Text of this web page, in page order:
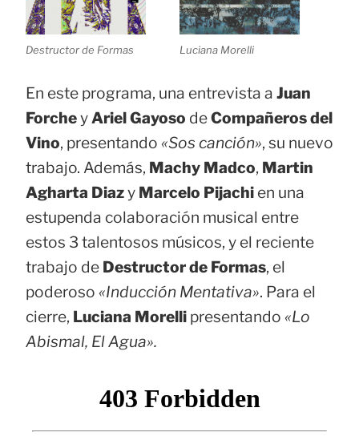
Destructor de Formas Luciana Morelli
En este programa, una entrevista a Juan
ForcheyAriel Gayoso deCompañeros del
Vino, presentando «Sos canción», su nuevo
trabajo. Además, Machy Madco, Martin
Agharta Diazy Marcelo Pijachi en una
estupenda colaboración musical entre
estos 3 talentosos músicos, y el reciente
trabajo de Destructor de Formas, el
poderoso «Inducción Mentativa». Para el
cierre, Luciana Morelli presentando «Lo
Abismal, El Agua».